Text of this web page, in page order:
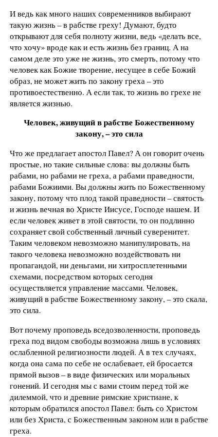
И ведь как много наших современников выбирают
такую жизнь – в рабстве греху! Думают, будто
открывают для себя полноту жизни, ведь «делать все,
что хочу» вроде как и есть жизнь без границ. А на
самом деле это уже не жизнь, это смерть, потому что
человек как Божие творение, несущее в себе Божий
образ, не может жить по закону греха – это
противоестественно. А если так, то жизнь во грехе не
является жизнью.
Человек, живущий в рабстве Божественному
закону, – это сила
Что же предлагает апостол Павел? А он говорит очень
простые, но такие сильные слова: вы должны быть
рабами, но рабами не греха, а рабами праведности,
рабами Божиими. Вы должны жить по Божественному
закону, потому что плод такой праведности – святость
и жизнь вечная во Христе Иисусе, Господе нашем. И
если человек живет в этой святости, то он подлинно
сохраняет свой собственный личный суверенитет.
Таким человеком невозможно манипулировать, на
такого человека невозможно воздействовать ни
пропагандой, ни деньгами, ни хитросплетенными
схемами, посредством которых сегодня
осуществляется управление массами. Человек,
живущий в рабстве Божественному закону, – это скала,
это сила.
Вот почему проповедь вседозволенности, проповедь
греха под видом свободы возможна лишь в условиях
ослабленной религиозности людей. А в тех случаях,
когда она сама по себе не ослабевает, ей бросается
прямой вызов – в виде физических или моральных
гонений. И сегодня мы с вами стоим перед той же
дилеммой, что и древние римские христиане, к
которым обратился апостол Павел: быть со Христом
или без Христа, с Божественным законом или в рабстве
греха.